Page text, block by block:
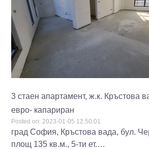
3 стаен апартамент, ж.к. Кръстова
евро- капариран
Posted on: 2023-01-05 12:50:01
град София, Кръстова вада, бул.
площ 135 кв.м., 5-ти ет.…